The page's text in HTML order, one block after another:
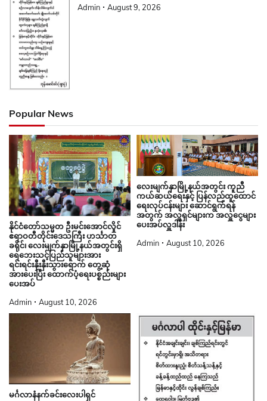
Admin August 9, 2026
Popular News
နိုင်ငံတော်သမ္မတ ဦးမင်းအောင်လှိုင်
ဧရာဝတီတိုင်းဒေသကြီး ဟင်္သာတ
ခရိုင်၊ လေးမျက်နှာမြို့နယ်အတွင်းရှိ
ရေဘေးသင့်ပြည်သူများအား
ရင်းရင်းနှီးနှီးသွားရောက် တွေ့ဆုံ
အားပေးပြီး ထောက်ပံ့ရေးပစ္စည်းများ
ပေးအပ်
Admin August 10, 2026
လေးမျက်နှာမြို့နယ်အတွင်း ကူညီ
ကယ်ဆယ်ရေးနှင့် ပြန်လည်ထူထောင်
ရေးလုပ်ငန်းများ ဆောင်ရွက်ရန်
အတွက် အလှူရှင်များက အလှူငွေများ
ပေးအပ်လှူဒါန်း
Admin August 10, 2026
မင်္ဂလာနံနက်ခင်းလေးပါရှင်